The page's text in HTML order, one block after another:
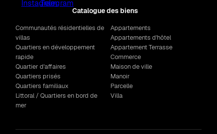
Catalogue des biens
Communautés résidentielles de
villas
Quartiers en développement
rapide
Quartier d'affaires
Quartiers prisés
Quartiers familiaux
Littoral / Quartiers en bord de
mer
Appartements
Appartements d'hôtel
Appartement Terrasse
Commerce
Maison de ville
Manoir
Parcelle
Villa